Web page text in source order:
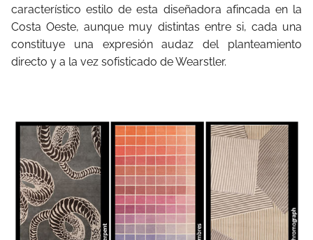
característico estilo de esta diseñadora afincada en la
Costa Oeste, aunque muy distintas entre si, cada una
constituye una expresión audaz del planteamiento
directo y a la vez sofisticado de Wearstler.